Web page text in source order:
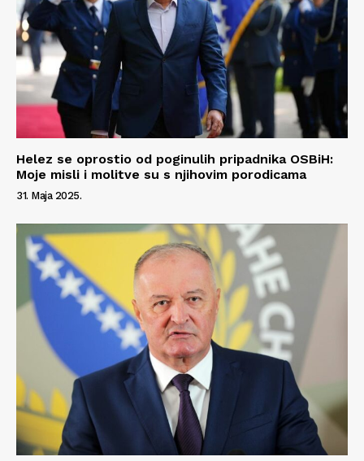
Info
O nama
Kontakt
Impressum
Helez se oprostio od poginulih pripadnika OSBiH:
Moje misli i molitve su s njihovim porodicama
31. Maja 2025.